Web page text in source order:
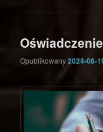
Opublikowany2024-08-